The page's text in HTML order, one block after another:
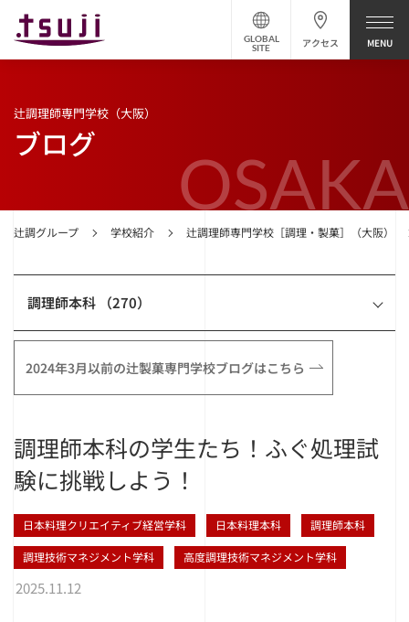
アクセス
GLOBAL
SITE
OSAKA
辻調グループ 学校紹介 辻調理師専門学校［調理・製菓］（大阪）
辻調理師専門学校（大阪）
ブログ
調理師本科 （270）
2024年3月以前の辻製菓専門学校ブログはこちら
調理師本科の学生たち！ふぐ処理試
験に挑戦しよう！
日本料理クリエイティブ経営学科 日本料理本科 調理師本科
調理技術マネジメント学科 高度調理技術マネジメント学科
2025.11.12